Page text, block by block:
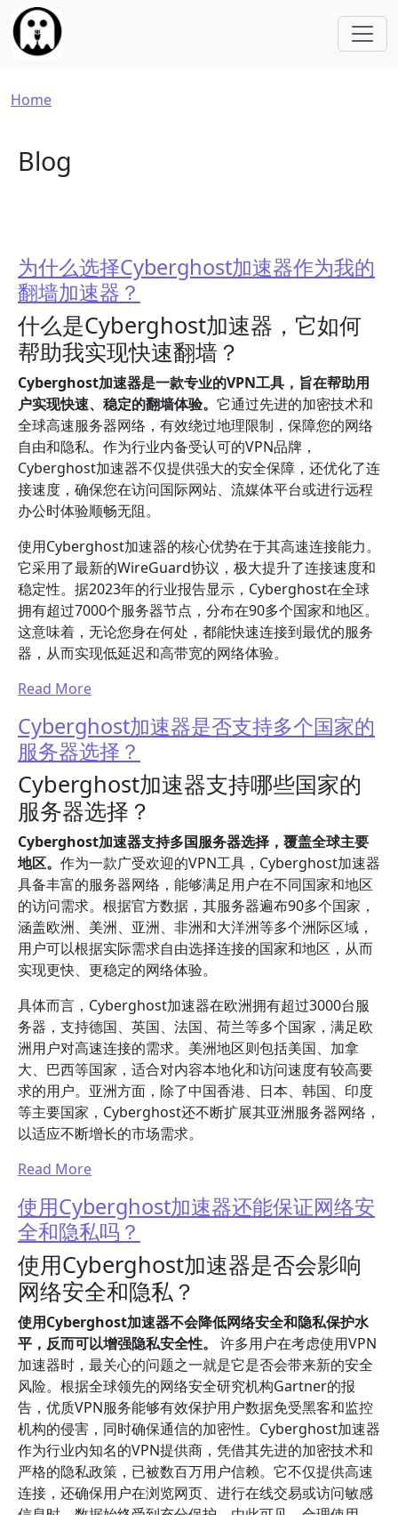
Skip to main content
Breadcrumb
Home
Blog
为什么选择Cyberghost加速器作为我的
翻墙加速器？
什么是Cyberghost加速器，它如何
帮助我实现快速翻墙？
Cyberghost加速器是一款专业的VPN工具，旨在帮助用
户实现快速、稳定的翻墙体验。 它通过先进的加密技术和
全球高速服务器网络，有效绕过地理限制，保障您的网络
自由和隐私。作为行业内备受认可的VPN品牌，
Cyberghost加速器不仅提供强大的安全保障，还优化了连
接速度，确保您在访问国际网站、流媒体平台或进行远程
办公时体验顺畅无阻。
使用Cyberghost加速器的核心优势在于其高速连接能力。
它采用了最新的WireGuard协议，极大提升了连接速度和
稳定性。据2023年的行业报告显示，Cyberghost在全球
拥有超过7000个服务器节点，分布在90多个国家和地区。
这意味着，无论您身在何处，都能快速连接到最优的服务
器，从而实现低延迟和高带宽的网络体验。
Read More
Cyberghost加速器是否支持多个国家的
服务器选择？
Cyberghost加速器支持哪些国家的
服务器选择？
Cyberghost加速器支持多国服务器选择，覆盖全球主要
地区。 作为一款广受欢迎的VPN工具，Cyberghost加速器
具备丰富的服务器网络，能够满足用户在不同国家和地区
的访问需求。根据官方数据，其服务器遍布90多个国家，
涵盖欧洲、美洲、亚洲、非洲和大洋洲等多个洲际区域，
用户可以根据实际需求自由选择连接的国家和地区，从而
实现更快、更稳定的网络体验。
具体而言，Cyberghost加速器在欧洲拥有超过3000台服
务器，支持德国、英国、法国、荷兰等多个国家，满足欧
洲用户对高速连接的需求。美洲地区则包括美国、加拿
大、巴西等国家，适合对内容本地化和访问速度有较高要
求的用户。亚洲方面，除了中国香港、日本、韩国、印度
等主要国家，Cyberghost还不断扩展其亚洲服务器网络，
以适应不断增长的市场需求。
Read More
使用Cyberghost加速器还能保证网络安
全和隐私吗？
使用Cyberghost加速器是否会影响
网络安全和隐私？
使用Cyberghost加速器不会降低网络安全和隐私保护水
平，反而可以增强隐私安全性。
许多用户在考虑使用VPN
加速器时，最关心的问题之一就是它是否会带来新的安全
风险。根据全球领先的网络安全研究机构Gartner的报
告，优质VPN服务能够有效保护用户数据免受黑客和监控
机构的侵害，同时确保通信的加密性。Cyberghost加速器
作为行业内知名的VPN提供商，凭借其先进的加密技术和
严格的隐私政策，已被数百万用户信赖。它不仅提供高速
连接，还确保用户在浏览网页、进行在线交易或访问敏感